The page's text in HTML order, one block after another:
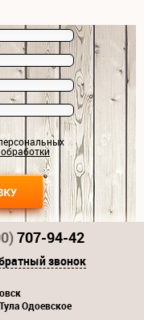
Одоевское
707-94-42
звонок